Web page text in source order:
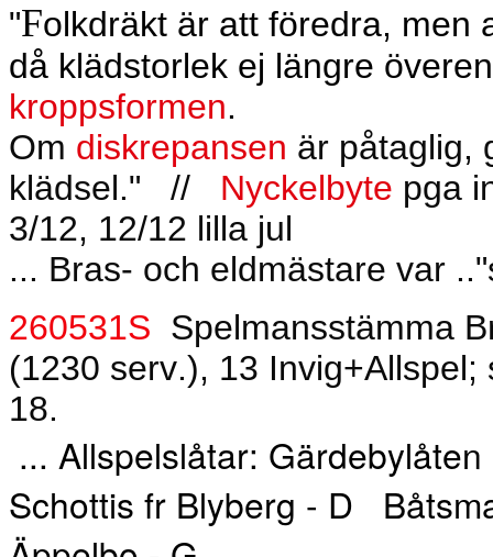
"Folkdräkt är att föredra, men
då klädstorlek ej längre
kroppsformen.
Om diskrepansen är påtaglig,
klädsel."
// Nyckelbyte pga
3/12, 12/12 lilla jul
... Bras- och eldmästare var
260531S Spelmansstämma
(1230 serv.), 13
18.
... Allspelslåtar:
Schottis fr Blyberg - D